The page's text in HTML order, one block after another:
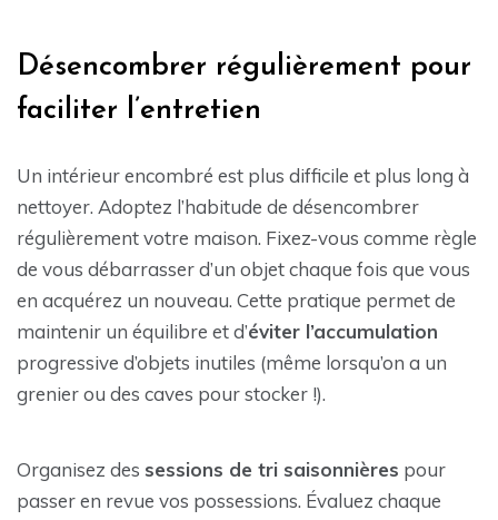
Désencombrer régulièrement pour
faciliter l’entretien
Un intérieur encombré est plus difficile et plus long à
nettoyer. Adoptez l’habitude de désencombrer
régulièrement votre maison. Fixez-vous comme règle
de vous débarrasser d’un objet chaque fois que vous
en acquérez un nouveau. Cette pratique permet de
maintenir un équilibre et d’éviter l’accumulation
progressive d’objets inutiles (même lorsqu’on a un
grenier ou des caves pour stocker !).
Organisez des sessions de tri saisonnières pour
passer en revue vos possessions. Évaluez chaque